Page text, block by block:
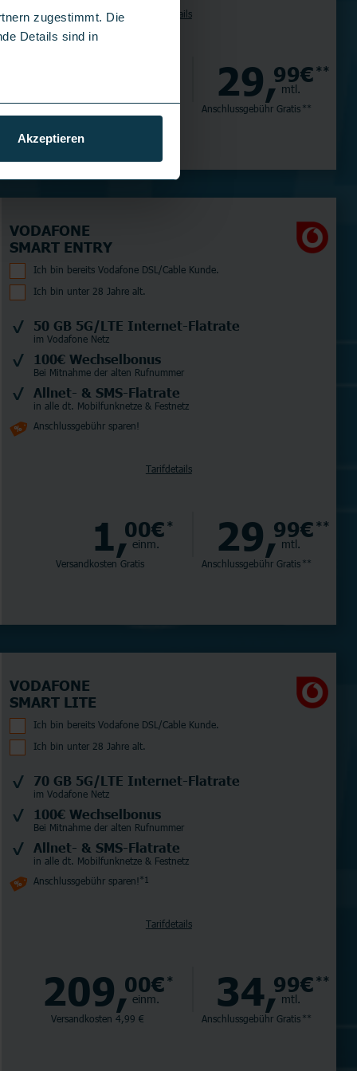
zugestimmt. Die
Details sind in
Akzeptieren
Tarifdetails
29,99€ **
mtl.
Anschlussgebühr Gratis **
VODAFONE
SMART ENTRY
Ich bin bereits Vodafone DSL/Cable Kunde.
Ich bin unter 28 Jahre alt.
50 GB 5G/LTE Internet-Flatrate
im Vodafone Netz
100€ Wechselbonus
Bei Mitnahme der alten Rufnummer
Allnet- & SMS-Flatrate
in alle dt. Mobilfunknetze & Festnetz
Anschlussgebühr sparen!
Tarifdetails
1,00€ *
einm.
Versandkosten Gratis
29,99€ **
mtl.
Anschlussgebühr Gratis **
VODAFONE
SMART LITE
Ich bin bereits Vodafone DSL/Cable Kunde.
Ich bin unter 28 Jahre alt.
70 GB 5G/LTE Internet-Flatrate
im Vodafone Netz
100€ Wechselbonus
Bei Mitnahme der alten Rufnummer
Allnet- & SMS-Flatrate
in alle dt. Mobilfunknetze & Festnetz
Anschlussgebühr sparen!*1
Tarifdetails
209,00€ *
einm.
Versandkosten 4,99 €
34,99€ **
mtl.
Anschlussgebühr Gratis **